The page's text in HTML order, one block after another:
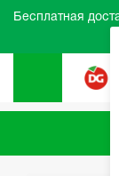
Бесплатная